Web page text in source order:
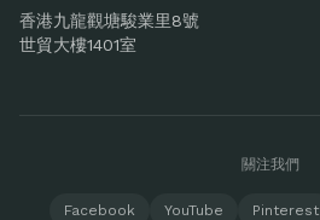
香港九龍觀塘駿業里8號
世貿大樓1401室
關注我們
Facebook YouTube Pinterest